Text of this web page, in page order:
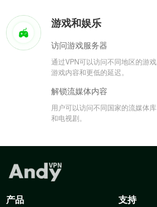
游戏和娱乐
访问游戏服务器
通过VPN可以访问不同地区的游
游戏内容和更低的延迟。
解锁流媒体内容
用户可以访问不同国家的流媒体
和电视剧。
产品 支持